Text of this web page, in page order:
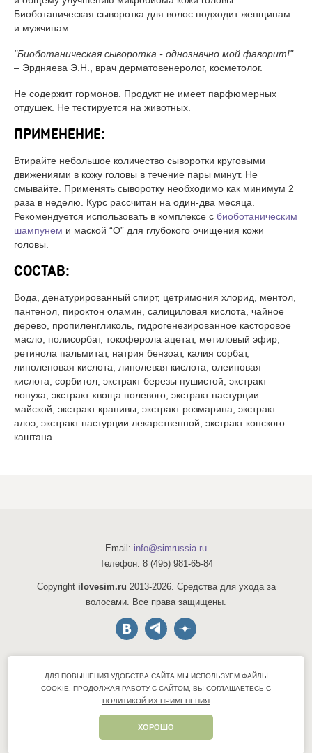
Биоботаническая сыворотка для волос подходит женщинам
и мужчинам.
"Биоботаническая сыворотка - однозначно мой фаворит!"
– Эрдняева Э.Н., врач дерматовенеролог, косметолог.
Не содержит гормонов. Продукт не имеет парфюмерных
отдушек. Не тестируется на животных.
ПРИМЕНЕНИЕ:
Втирайте небольшое количество сыворотки круговыми
движениями в кожу головы в течение пары минут. Не
смывайте. Применять сыворотку необходимо как минимум 2
раза в неделю. Курс рассчитан на один-два месяца.
Рекомендуется использовать в комплексе с биоботаническим
шампунем и маской “О” для глубокого очищения кожи
головы.
СОСТАВ:
Вода, денатурированный спирт, цетримония хлорид, ментол,
пантенол, пироктон оламин, салициловая кислота, чайное
дерево, пропиленгликоль, гидрогенезированное касторовое
масло, полисорбат, токоферола ацетат, метиловый эфир,
ретинола пальмитат, натрия бензоат, калия сорбат,
линоленовая кислота, линолевая кислота, олеиновая
кислота, сорбитол, экстракт березы пушистой, экстракт
лопуха, экстракт хвоща полевого, экстракт настурции
майской, экстракт крапивы, экстракт розмарина, экстракт
алоэ, экстракт настурции лекарственной, экстракт конского
каштана.
ДЛЯ ПОВЫШЕНИЯ УДОБСТВА САЙТА МЫ ИСПОЛЬЗУЕМ ФАЙЛЫ
COOKIE.
ПРОДОЛЖАЯ РАБОТУ С САЙТОМ, ВЫ СОГЛАШАЕТЕСЬ С
ПОЛИТИКОЙ ИХ ПРИМЕНЕНИЯ
ХОРОШО
Email: info@simrussia.ru
Телефон: 8 (495) 981-65-84
Copyright ilovesim.ru 2013-2026. Средства для ухода за
волосами. Все права защищены.
Консультации
Оптовые продажи
Контакты